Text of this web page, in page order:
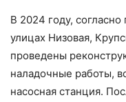
В 2024 году,
улицах Низовая,
проведены
наладочные работы,
насосная станция.